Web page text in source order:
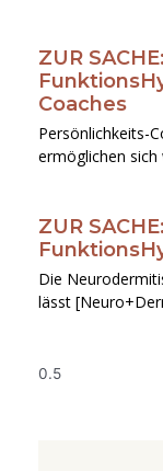
ZUR
Coaches
Persönlichkeits-
ermöglichen
ZUR
Die
lässt